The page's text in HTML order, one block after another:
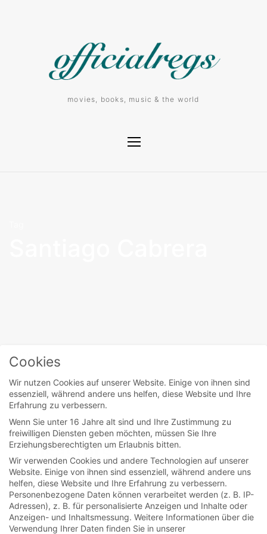
movies, books, music & the world
movies
Love and other
disasters
Eins wissen wir ja schon von Jane Austens
Emma: Man sollte sich nie als Kupplerin
versuchen, denn früher...
Cookies
Wir nutzen Cookies auf unserer Website. Einige von ihnen sind
essenziell, während andere uns helfen, diese Website und Ihre
Erfahrung zu verbessern.
Wenn Sie unter 16 Jahre alt sind und Ihre Zustimmung zu
freiwilligen Diensten geben möchten, müssen Sie Ihre
Erziehungsberechtigten um Erlaubnis bitten.
Wir verwenden Cookies und andere Technologien auf unserer
Website. Einige von ihnen sind essenziell, während andere uns
helfen, diese Website und Ihre Erfahrung zu verbessern.
Personenbezogene Daten können verarbeitet werden (z. B. IP-
Adressen), z. B. für personalisierte Anzeigen und Inhalte oder
Anzeigen- und Inhaltsmessung. Weitere Informationen über die
Verwendung Ihrer Daten finden Sie in unserer